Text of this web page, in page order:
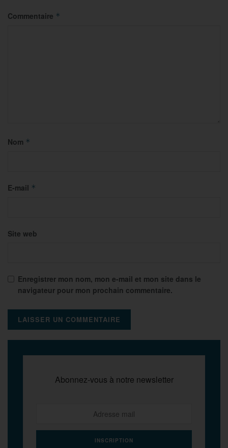
Commentaire *
Nom *
E-mail *
Site web
Enregistrer mon nom, mon e-mail et mon site dans le
navigateur pour mon prochain commentaire.
Abonnez-vous à notre newsletter